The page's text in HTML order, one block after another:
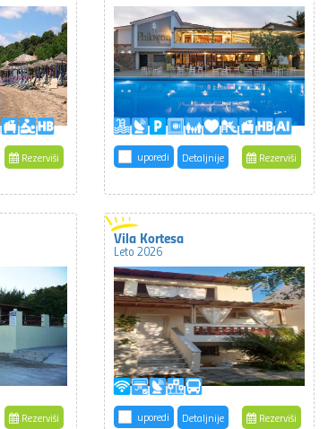
Rezerviši uporedi Detaljnije Rezerviši
Rezerviši
Vila Kortesa
Leto 2026
uporedi Detaljnije Rezerviši